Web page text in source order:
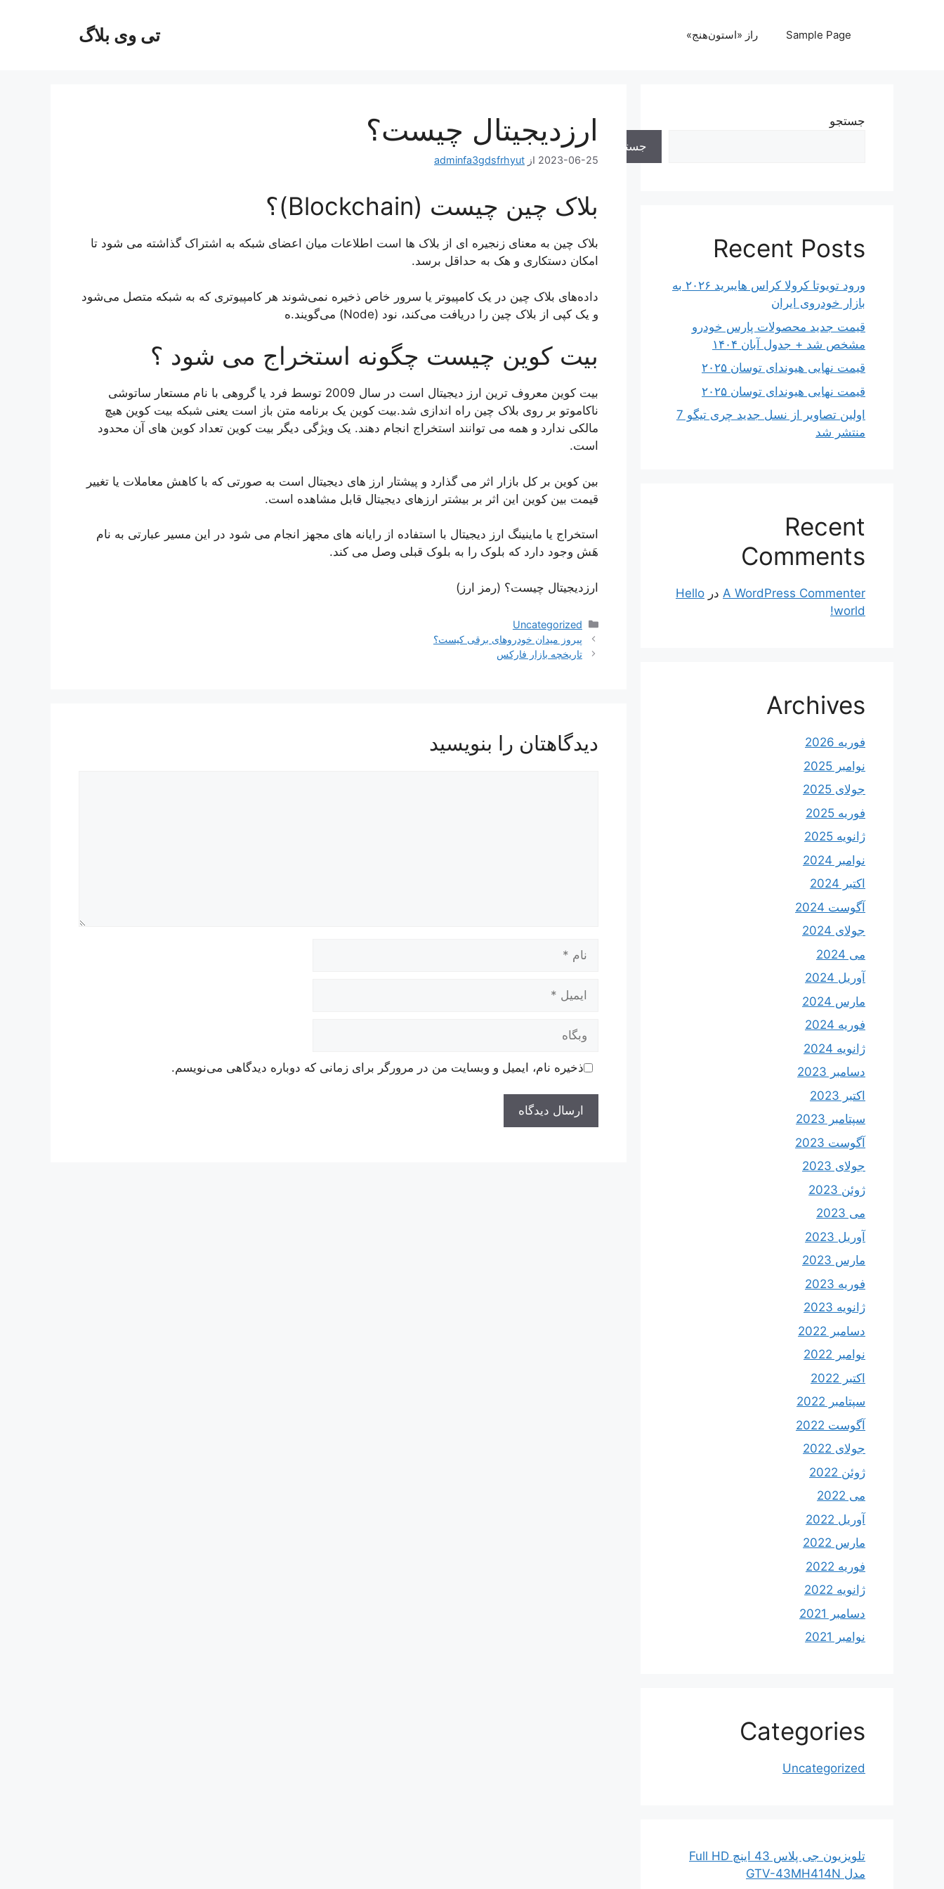
تی وی بلاگ Sample Page راز «استون‌هنج»
ارزدیجیتال چیست؟
2023-06-25 از adminfa3gdsfrhyut
بلاک چین چیست (Blockchain)؟
بلاک چین به معنای زنجیره ای از بلاک ها است اطلاعات میان اعضای شبکه به اشتراک گذاشته می شود تا
امکان دستکاری و هک به حداقل برسد.
داده‌های بلاک چین در یک کامپیوتر یا سرور خاص ذخیره نمی‌شوند هر کامپیوتری که به شبکه متصل می‌شود
و یک کپی از بلاک چین را دریافت می‌کند، نود (Node) می‌گویند.ه
بیت کوین چیست چگونه استخراج می شود ؟
بیت کوین معروف ترین ارز دیجیتال است در سال 2009 توسط فرد یا گروهی با نام مستعار ساتوشی
ناکاموتو بر روی بلاک چین راه اندازی شد.بیت کوین یک برنامه متن باز است یعنی شبکه بیت کوین هیچ
مالکی ندارد و همه می توانند استخراج انجام دهند. یک ویژگی دیگر بیت کوین تعداد کوین های آن محدود
است.
بین کوین بر کل بازار اثر می گذارد و پیشتار ارز های دیجیتال است به صورتی که با کاهش معاملات یا تغییر
قیمت بین کوین این اثر بر بیشتر ارزهای دیجیتال قابل مشاهده است.
استخراج یا ماینینگ ارز دیجیتال با استفاده از رایانه های مجهز انجام می شود در این مسیر عبارتی به نام
هَش وجود دارد که بلوک را به بلوک قبلی وصل می کند.
ارزدیجیتال چیست؟ (رمز ارز)
دسته‌ها
Uncategorized
ناوبری
نوشته‌ها
پیروز میدان خودروهای برقی کیست؟
تاریخچه بازار فارکس
دیدگاهتان را بنویسید
وبگاه
ذخیره نام، ایمیل و وبسایت من در مرورگر برای زمانی که دوباره دیدگاهی می‌نویسم.
جستجو
جستجو
Recent Posts
ورود تویوتا کرولا کراس هایبرید ۲۰۲۶ به
بازار خودروی ایران
قیمت جدید محصولات پارس خودرو
مشخص شد + جدول آبان ۱۴۰۴
قیمت نهایی هیوندای توسان ۲۰۲۵
قیمت نهایی هیوندای توسان ۲۰۲۵
اولین تصاویر از نسل جدید چری تیگو 7
منتشر شد
Recent
Comments
A WordPress Commenter در Hello
world!
Archives
فوریه 2026
نوامبر 2025
جولای 2025
فوریه 2025
ژانویه 2025
نوامبر 2024
اکتبر 2024
آگوست 2024
جولای 2024
می 2024
آوریل 2024
مارس 2024
فوریه 2024
ژانویه 2024
دسامبر 2023
اکتبر 2023
سپتامبر 2023
آگوست 2023
جولای 2023
ژوئن 2023
می 2023
آوریل 2023
مارس 2023
فوریه 2023
ژانویه 2023
دسامبر 2022
نوامبر 2022
اکتبر 2022
سپتامبر 2022
آگوست 2022
جولای 2022
ژوئن 2022
می 2022
آوریل 2022
مارس 2022
فوریه 2022
ژانویه 2022
دسامبر 2021
نوامبر 2021
Categories
Uncategorized
تلویزیون جی پلاس 43 اینچ Full HD
مدل GTV-43MH414N